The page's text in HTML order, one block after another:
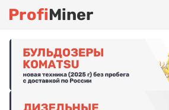
ProfiMiner